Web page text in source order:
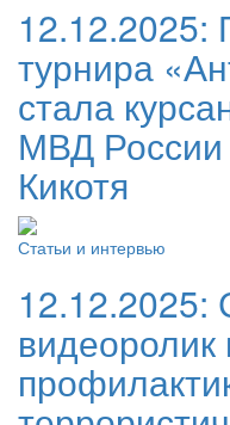
12.12.2025:
турнира
стала
МВД
Кикотя
Статьи и интервью
12.12.2025:
видеоролик